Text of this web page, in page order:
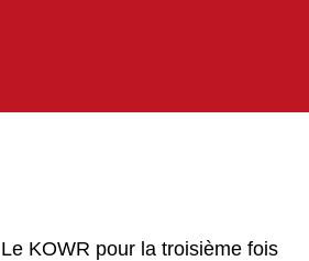
Le KOWR pour la troisième fois